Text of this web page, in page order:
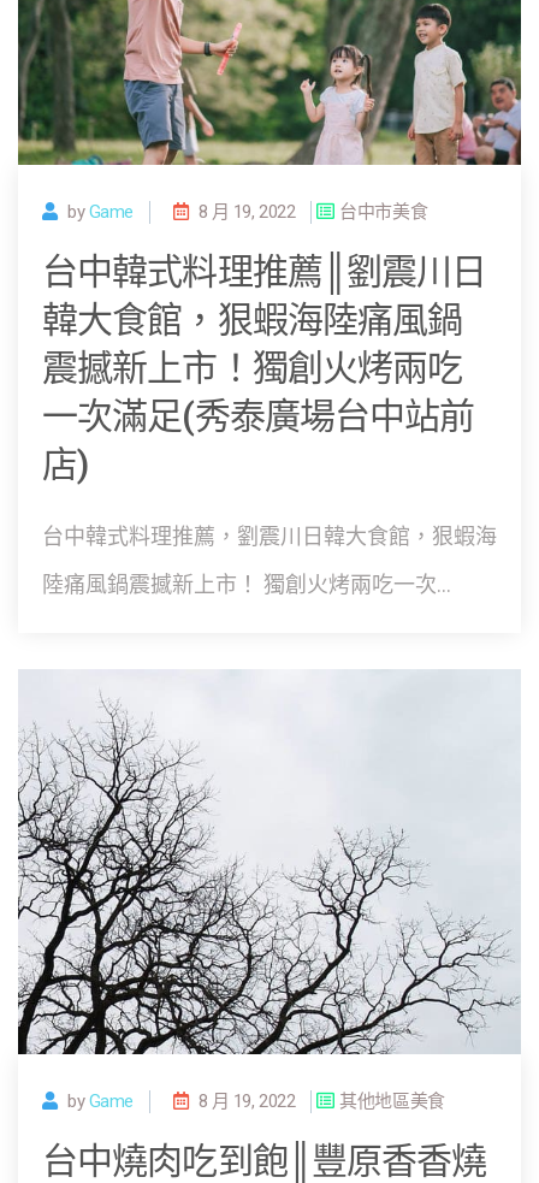
byGame 8 月 19, 2022 台中市美食
台中韓式料理推薦║劉震川日
韓大食館，狠蝦海陸痛風鍋
震撼新上市！獨創火烤兩吃
一次滿足(秀泰廣場台中站前
店)
台中韓式料理推薦，劉震川日韓大食館，狠蝦海
陸痛風鍋震撼新上市！ 獨創火烤兩吃一次...
byGame 8 月 19, 2022 其他地區美食
台中燒肉吃到飽║豐原香香燒